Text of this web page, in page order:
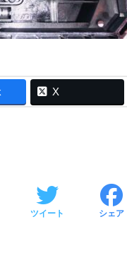
X
ツイート シェア